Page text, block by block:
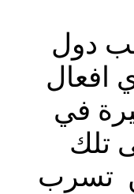
دول
افعال
في
تلك
تسرب